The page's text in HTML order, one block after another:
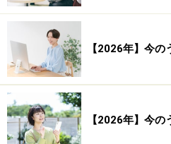
システムトレードの達人
勝率： 92.31 ％
勝ち数： 12 回
負け数： 1 回
引き分け数： 0 回
平均損益（円）： 22,160 円
【2026年】今
【2026年】今